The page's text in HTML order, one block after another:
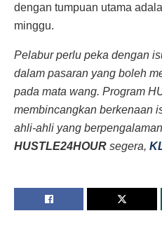
dengan tumpuan utama
minggu.
Pelabur perlu peka dengan
dalam pasaran yang boleh
pada mata wang. Program
membincangkan berkenaan
ahli-ahli yang
HUSTLE24HOUR segera,